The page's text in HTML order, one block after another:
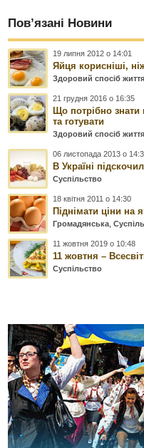
Пов’язані Новини
19 липня 2012 о 14:01
Яйця корисніші,
Здоровий спосіб життя
21 грудня 2016 о 16:35
Що потрібно
та готувати
Здоровий спосіб життя
06 листопада 2013 о
В Україні
Суспільство
18 квітня 2011 о 14:30
Піднімати ціни на
Громадянська ,
11 жовтня 2019 о 10:48
11 жовтня –
Суспільство